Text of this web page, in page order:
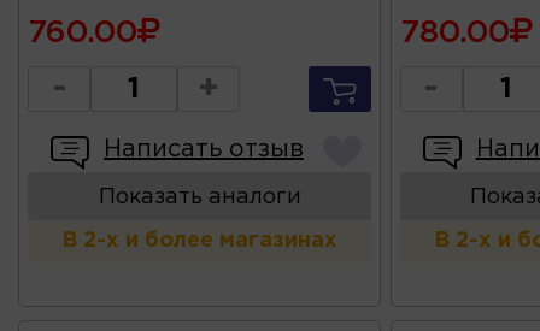
760.00
- +
Написать отзыв
Показать аналоги
В 2-х и более магазинах
780.00
-
В 2-х и